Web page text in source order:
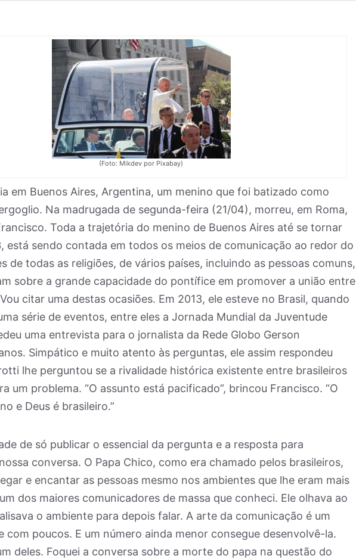
(Foto: Mikdev por Pixabay)
em Buenos Aires, Argentina, um menino que foi batizado como
Na madrugada de segunda-feira (21/04), morreu, em Roma,
Toda a trajetória do menino de Buenos Aires até se tornar
está sendo contada em todos os meios de comunicação ao redor do
de todas as religiões, de vários países, incluindo as pessoas comuns,
sobre a grande capacidade do pontífice em promover a união entre
citar uma destas ocasiões. Em 2013, ele esteve no Brasil, quando
série de eventos, entre eles a Jornada Mundial da Juventude
uma entrevista para o jornalista da Rede Globo Gerson
Simpático e muito atento às perguntas, ele assim respondeu
lhe perguntou se a rivalidade histórica existente entre brasileiros
um problema. “O assunto está pacificado”, brincou Francisco. “O
e Deus é brasileiro.”
de só publicar o essencial da pergunta e a resposta para
conversa. O Papa Chico, como era chamado pelos brasileiros,
e encantar as pessoas mesmo nos ambientes que lhe eram mais
dos maiores comunicadores de massa que conheci. Ele olhava ao
o ambiente para depois falar. A arte da comunicação é um
com poucos. E um número ainda menor consegue desenvolvê-la.
deles. Foquei a conversa sobre a morte do papa na questão do